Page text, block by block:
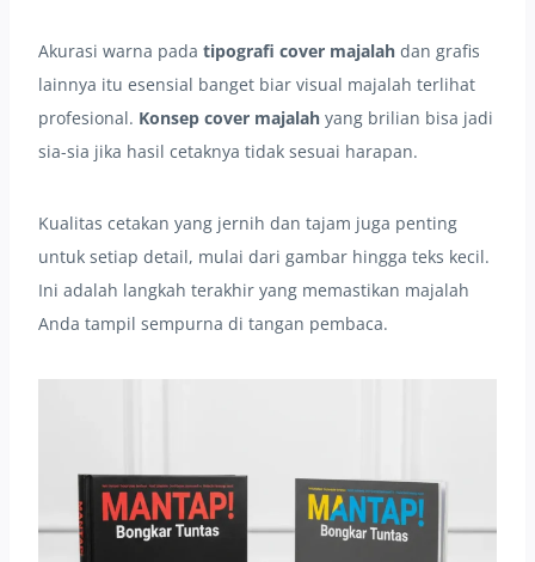
Akurasi warna pada tipografi cover majalah dan grafis
lainnya itu esensial banget biar visual majalah terlihat
profesional. Konsep cover majalah yang brilian bisa jadi
sia-sia jika hasil cetaknya tidak sesuai harapan.
Kualitas cetakan yang jernih dan tajam juga penting
untuk setiap detail, mulai dari gambar hingga teks kecil.
Ini adalah langkah terakhir yang memastikan majalah
Anda tampil sempurna di tangan pembaca.